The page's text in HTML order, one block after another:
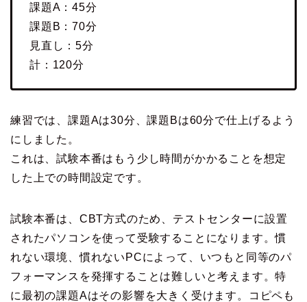
課題A：45分
課題B：70分
見直し：5分
計：120分
練習では、課題Aは30分、課題Bは60分で仕上げるよう
にしました。
これは、試験本番はもう少し時間がかかることを想定
した上での時間設定です。
試験本番は、CBT方式のため、テストセンターに設置
されたパソコンを使って受験することになります。慣
れない環境、慣れないPCによって、いつもと同等のパ
フォーマンスを発揮することは難しいと考えます。特
に最初の課題Aはその影響を大きく受けます。コピペも